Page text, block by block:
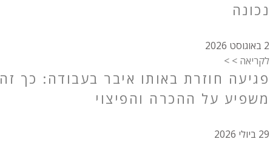
נכונה
2 באוגוסט 2026
לקריאה > >
פגיעה חוזרת באותו איבר בעבודה: כך זה
משפיע על ההכרה והפיצוי
29 ביולי 2026